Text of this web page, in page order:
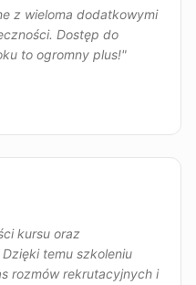
z wieloma dodatkowymi
Dostęp do
to ogromny plus!"
kursu oraz
temu szkoleniu
rozmów rekrutacyjnych i